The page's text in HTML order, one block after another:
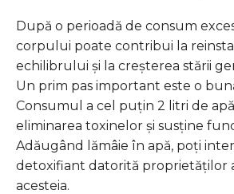
După o perioadă de consum
corpului poate contribui la
echilibrului și la creșterea stării
Un prim pas important este o
Consumul a cel puțin 2 litri de
eliminarea toxinelor și susține
Adăugând lămâie în apă, poți
detoxifiant datorită proprietăților
acesteia.